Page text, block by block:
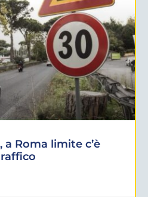
a Roma limite c’è